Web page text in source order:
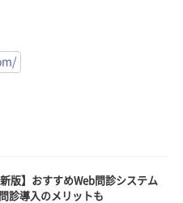
新版】おすすめWeb問診システム
診導入のメリットも